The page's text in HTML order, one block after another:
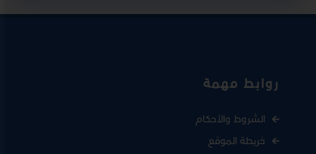
روابط مهمة
الشروط والأحكام
خريطة الموقع